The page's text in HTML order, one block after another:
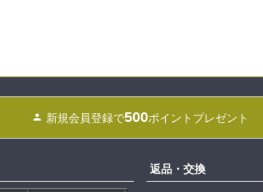
新規会員登録で500ポイントプレゼント
返品・交換